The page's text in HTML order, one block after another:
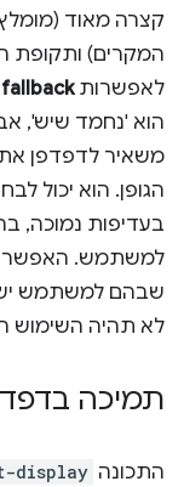
המקרים) ותקופת
לאפשרותfallback
הוא 'נחמד שיש',
משאיר לדפדפן
הגופן. הוא יכול
בעדיפות נמוכה,
למשתמש. האפשרות
שבהם למשתמש יש
לא תהיה השימוש
תמיכה
התכונה display